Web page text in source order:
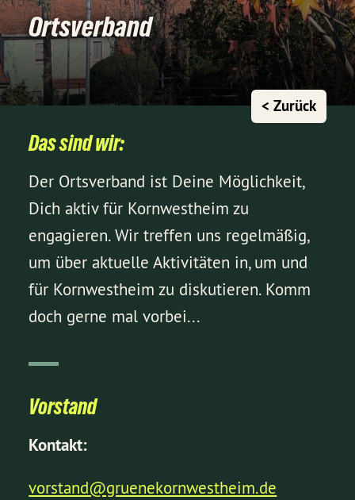
Ortsverband
< Zurück
Das sind wir:
Der Ortsverband ist Deine Möglichkeit,
Dich aktiv für Kornwestheim zu
engagieren. Wir treffen uns regelmäßig,
um über aktuelle Aktivitäten in, um und
für Kornwestheim zu diskutieren. Komm
doch gerne mal vorbei...
Vorstand
Kontakt:
vorstand@gruenekornwestheim.de